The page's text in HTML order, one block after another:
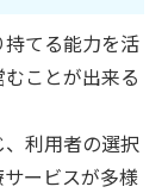
てる能力を活
ことが出来る
利用者の選択
ービスが多様